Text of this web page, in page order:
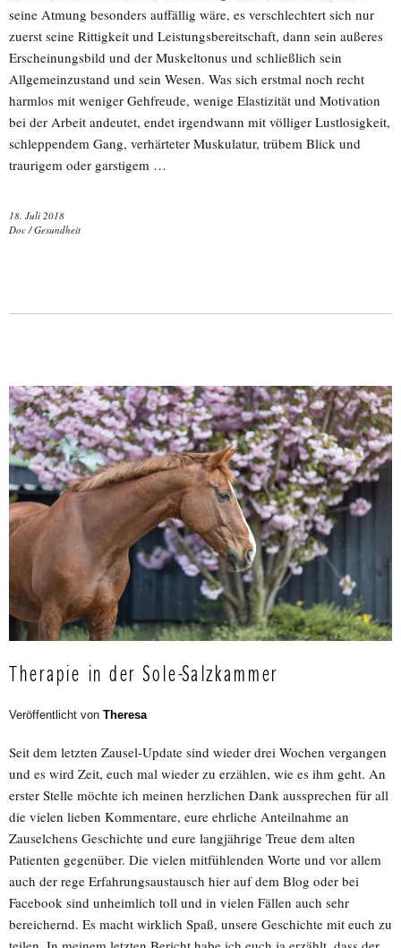
seine Atmung besonders auffällig wäre, es verschlechtert sich nur
zuerst seine Rittigkeit und Leistungsbereitschaft, dann sein außeres
Erscheinungsbild und der Muskeltonus und schließlich sein
Allgemeinzustand und sein Wesen. Was sich erstmal noch recht
harmlos mit weniger Gehfreude, wenige Elastizität und Motivation
bei der Arbeit andeutet, endet irgendwann mit völliger Lustlosigkeit,
schleppendem Gang, verhärteter Muskulatur, trübem Blick und
traurigem oder garstigem …
18. Juli 2018
Doc /Gesundheit
Therapie in der Sole-Salzkammer
Veröffentlicht von Theresa
Seit dem letzten Zausel-Update sind wieder drei Wochen vergangen
und es wird Zeit, euch mal wieder zu erzählen, wie es ihm geht. An
erster Stelle möchte ich meinen herzlichen Dank aussprechen für all
die vielen lieben Kommentare, eure ehrliche Anteilnahme an
Zauselchens Geschichte und eure langjährige Treue dem alten
Patienten gegenüber. Die vielen mitfühlenden Worte und vor allem
auch der rege Erfahrungsaustausch hier auf dem Blog oder bei
Facebook sind unheimlich toll und in vielen Fällen auch sehr
bereichernd. Es macht wirklich Spaß, unsere Geschichte mit euch zu